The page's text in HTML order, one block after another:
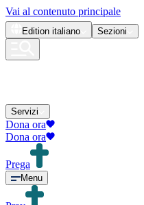
Vai al contenuto principale
Edition italiano Sezioni
Servizi
Dona ora
Dona ora
Prega
Menu